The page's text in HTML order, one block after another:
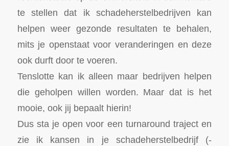
te stellen dat ik schadeherstelbedrijven kan
helpen weer gezonde resultaten te behalen,
mits je openstaat voor veranderingen en deze
ook durft door te voeren.
Tenslotte kan ik alleen maar bedrijven helpen
die geholpen willen worden. Maar dat is het
mooie, ook jij bepaalt hierin!
Dus sta je open voor een turnaround traject en
zie ik kansen in je schadeherstelbedrijf (-